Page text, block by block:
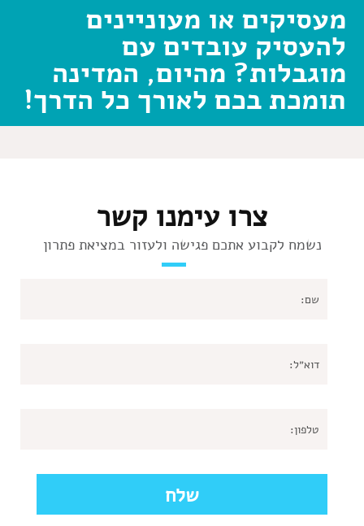
מעסיקים או מעוניינים
להעסיק עובדים עם
מוגבלות? מהיום, המדינה
תומכת בכם לאורך כל הדרך!
צרו עימנו קשר
נשמח לקבוע אתכם פגישה ולעזור במציאת פתרון